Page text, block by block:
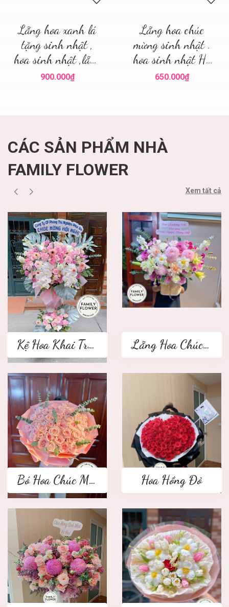
Lẵng hoa xanh lá
tặng sinh nhật ,
hoa sinh nhật ,lẵng
hoa đẹp
900.000₫
Lẵng hoa chúc
mừng sinh nhật .
hoa sinh nhật Hà
Nội
650.000₫
CÁC SẢN PHẨM NHÀ
FAMILY FLOWER
Xem tất cả
Kệ Hoa Khai Trương 2 tầng Lẵng Hoa Chúc Mừng
Bó Hoa Chúc Mừng Hoa Hồng Đỏ